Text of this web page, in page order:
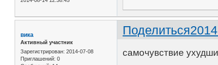
Поделиться
вика
Активный участник
Зарегистрирован: 2014-07-08
Приглашений: 0
самочувствие